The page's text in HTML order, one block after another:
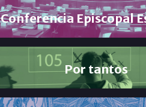
Conferencia Episcopal
Por tantos